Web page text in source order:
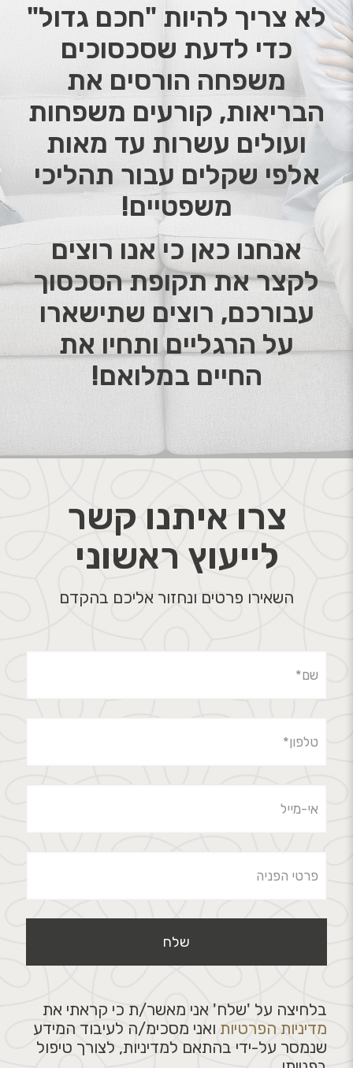
לא צריך להיות "חכם גדול"
כדי לדעת שסכסוכים
משפחה הורסים את
הבריאות, קורעים משפחות
ועולים עשרות עד מאות
אלפי שקלים עבור תהליכי
משפטיים!
אנחנו כאן כי אנו רוצים
לקצר את תקופת הסכסוך
עבורכם, רוצים שתישארו
על הרגליים ותחיו את
החיים במלואם!
צרו איתנו קשר
לייעוץ ראשוני
השאירו פרטים ונחזור אליכם בהקדם
בלחיצה על 'שלח' אני מאשר/ת כי קראתי את
מדיניות הפרטיות ואני מסכימ/ה לעיבוד המידע
שנמסר על-ידי בהתאם למדיניות, לצורך טיפול